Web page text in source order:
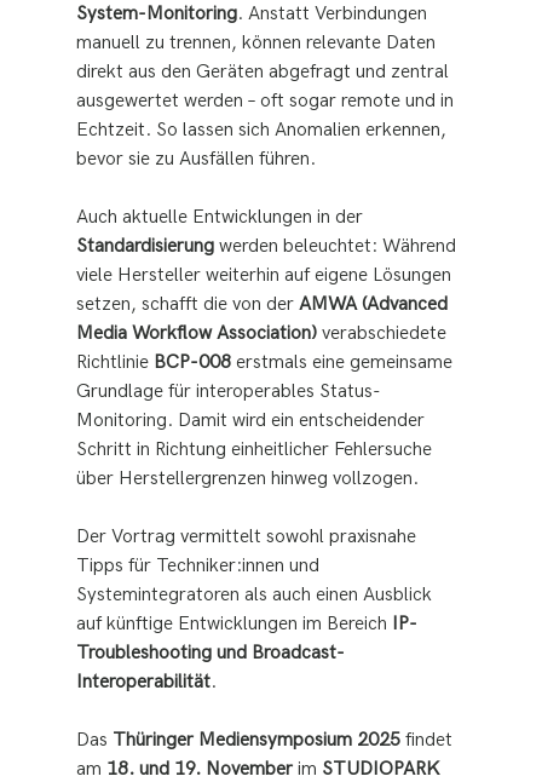
System-Monitoring. Anstatt Verbindungen
manuell zu trennen, können relevante Daten
direkt aus den Geräten abgefragt und zentral
ausgewertet werden – oft sogar remote und in
Echtzeit. So lassen sich Anomalien erkennen,
bevor sie zu Ausfällen führen.
Auch aktuelle Entwicklungen in der
Standardisierung werden beleuchtet: Während
viele Hersteller weiterhin auf eigene Lösungen
setzen, schafft die von der AMWA (Advanced
Media Workflow Association) verabschiedete
Richtlinie BCP-008 erstmals eine gemeinsame
Grundlage für interoperables Status-
Monitoring. Damit wird ein entscheidender
Schritt in Richtung einheitlicher Fehlersuche
über Herstellergrenzen hinweg vollzogen.
Der Vortrag vermittelt sowohl praxisnahe
Tipps für Techniker:innen und
Systemintegratoren als auch einen Ausblick
auf künftige Entwicklungen im Bereich IP-
Troubleshooting und Broadcast-
Interoperabilität.
Das Thüringer Mediensymposium 2025 findet
am 18. und 19. November im STUDIOPARK